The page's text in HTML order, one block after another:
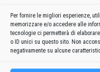
Per fornire le migliori esperienze,
memorizzare e/o accedere alle
tecnologie ci permetterà di
o ID unici su questo sito. Non
negativamente su alcune